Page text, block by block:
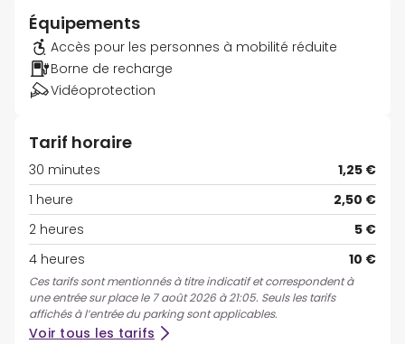
Équipements
Accès pour les personnes à mobilité réduite
Borne de recharge
Vidéoprotection
Tarif horaire
30 minutes
1,25 €
1 heure
2,50 €
2 heures
5 €
4 heures
10 €
Ces tarifs sont mentionnés à titre indicatif et correspondent à
une entrée sur place le 7 août 2026 à 21:05. Seuls les tarifs
affichés à l’entrée du parking sont applicables.
Voir tous les tarifs